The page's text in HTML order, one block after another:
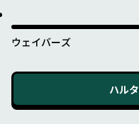
ウェイバーズ
ハルタ